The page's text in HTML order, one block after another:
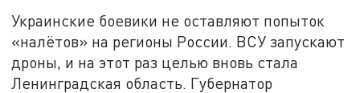
Украинские боевики не оставляют попыток
«налётов» на регионы России. ВСУ запускают
дроны, и на этот раз целью вновь стала
Ленинградская область. Губернатор